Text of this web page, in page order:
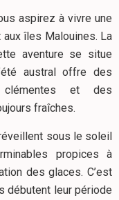
aspirez à vivre une
îles Malouines. La
aventure se situe
austral offre des
et des
fraîches.
sous le soleil
propices à
des glaces. C’est
débutent leur période